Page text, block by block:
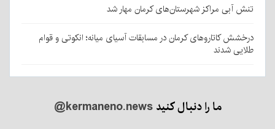
تنش آبی مراکز شهرستان‌های کرمان مهار شد
درخشش کاتاروهای کرمان در مسابقات آسیای میانه؛ انکوتی و قوام
طلایی شدند
ما را دنبال کنید@kermaneno.news